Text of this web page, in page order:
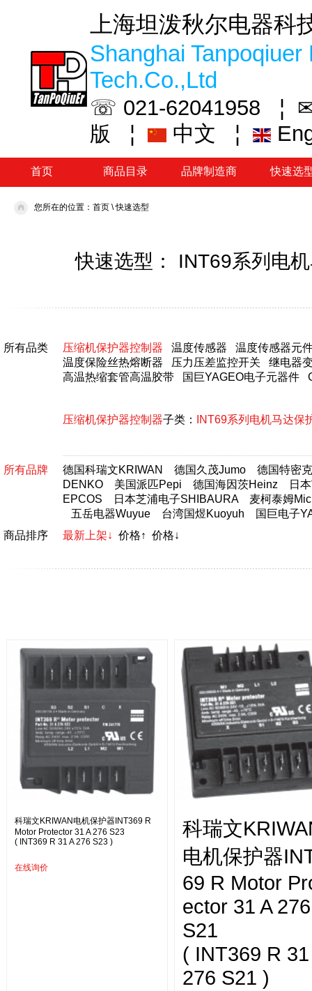
上海坦泼秋尔电器科
Shanghai
Tech.Co.,Ltd
☏ 021-62041958 ¦
版
¦ 中文 ¦
首页 商品目录 品牌制造商 快速选
您所在的位置： 首页 \快速选型
快速选型： INT69系列电
所有品类 压缩机保护器控制器 温度传感器
温度传感器元
温度保险丝热熔断器
压力压差监控开关
继电器
高温热缩套管高温胶带
国巨YAGEO电子元器件
压缩机保护器控制器子类： INT69系列电机马达保
所有品牌 德国科瑞文KRIWAN 德国久茂Jumo
德国特密
DENKO
美国派匹Pepi 德国海因茨Heinz
日
EPCOS
日本芝浦电子SHIBAURA
麦柯泰姆
五岳电器Wuyue
台湾国煜Kuoyuh
国巨电子
商品排序
最新上架↓ 价格↑ 价格↓
科瑞文KRIWAN电机保护器INT369 R
Motor Protector 31 A 276 S23
( INT369 R 31 A 276 S23 )
在线询价
科瑞文
电机保护器
69 R Motor
ector 31 A 276
S21
( INT369 R 31
276 S21 )